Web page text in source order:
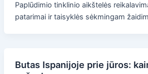
Paplūdimio tinklinio aikštelės
patarimai ir taisyklės sėkmingam
Butas Ispanijoje prie jūros: